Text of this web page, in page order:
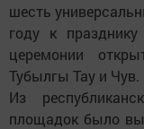
шесть
году к
церемонии
Тубылгы Тау и Чув.
Из
площадок было